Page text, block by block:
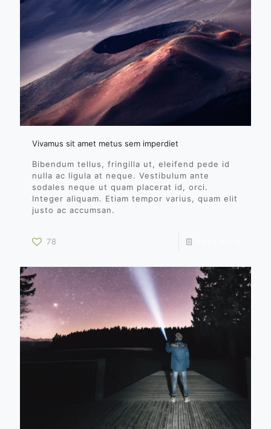
Vivamus sit amet metus sem imperdiet
Bibendum tellus, fringilla ut, eleifend pede id
nulla ac ligula at neque. Vestibulum ante
sodales neque ut quam placerat id, orci.
Integer aliquam. Etiam tempor varius, quam elit
justo ac accumsan.
78